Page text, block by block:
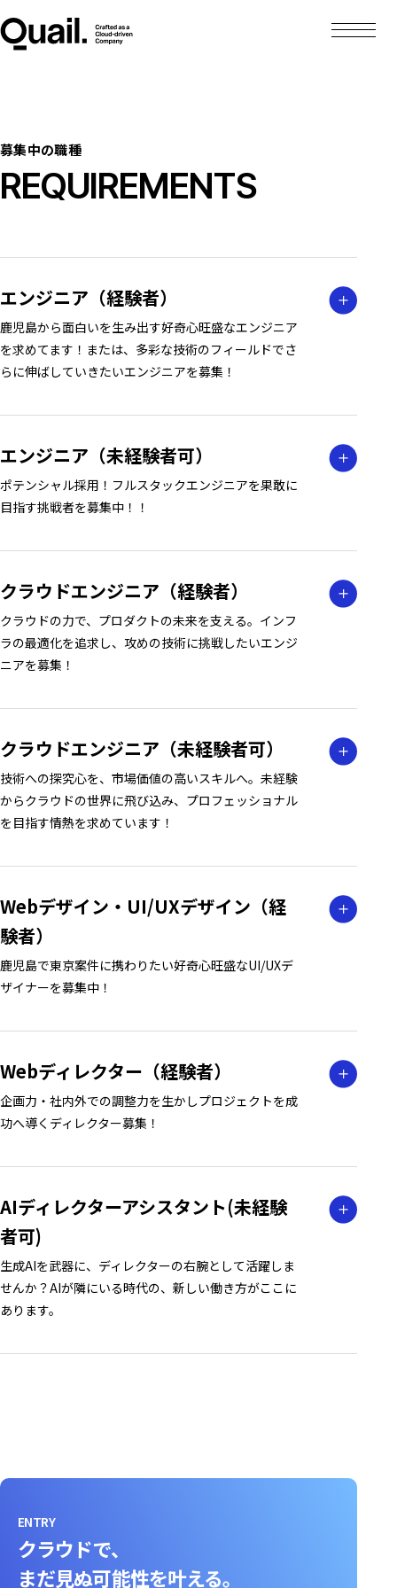
募集中の職種
REQUIREMENTS
エンジニア（経験者）
鹿児島から面白いを生み出す好奇心旺盛なエンジニア
を求めてます！または、多彩な技術のフィールドでさ
らに伸ばしていきたいエンジニアを募集！
エンジニア（未経験者可）
ポテンシャル採用！フルスタックエンジニアを果敢に
目指す挑戦者を募集中！！
クラウドエンジニア（経験者）
クラウドの力で、プロダクトの未来を支える。インフ
ラの最適化を追求し、攻めの技術に挑戦したいエンジ
ニアを募集！
クラウドエンジニア（未経験者可）
技術への探究心を、市場価値の高いスキルへ。未経験
からクラウドの世界に飛び込み、プロフェッショナル
を目指す情熱を求めています！
Webデザイン・UI/UXデザイン（経
験者）
鹿児島で東京案件に携わりたい好奇心旺盛なUI/UXデ
ザイナーを募集中！
Webディレクター（経験者）
企画力・社内外での調整力を生かしプロジェクトを成
功へ導くディレクター募集！
AIディレクターアシスタント(未経験
者可)
生成AIを武器に、ディレクターの右腕として活躍しま
せんか？AIが隣にいる時代の、新しい働き方がここに
あります。
ENTRY
クラウドで、
まだ見ぬ可能性を叶える。